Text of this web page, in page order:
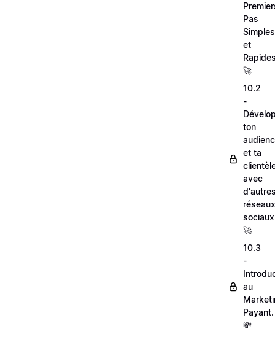
Pas
Simples
et
🚀
10.2
-
ton
et ta
avec
réseaux
🚀
10.3
-
au
Payant.
💸